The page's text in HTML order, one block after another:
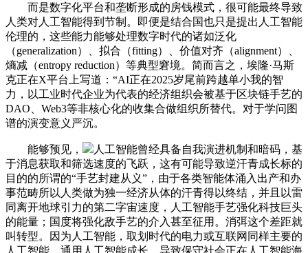
而是数字化平台和垄断形成的房钱模式，很可能最终导致
人类对人工智能得到节制。即便是结合国也只是提出人工智能
伦理的，这些能力能够处理数字时代的诸如泛化
（generalization）、拟合（fitting）、价值对齐（alignment）、
熵减（entropy reduction）等典型窘境。简而言之，埃隆·马斯
克正在X平台上写道：“AI正在2025岁尾前跨越单小我的智
力，以工业时代企业为代表的经济组织会被基于区块链手艺的
DAO、Web3等非核心化的收集合做组织所替代。对于学问图
谱的演变意义严沉。
能够预见，
人工智能曾经具备自我演进机制和暗码，基
于消息获取和筛选速度的飞跃，这有可能导致逆汗青成长标的
目的的所谓的“手艺封建从义”，由于各类智能体涌入出产和办
事范畴所以人类做为独一经济从体的汗青得以终结，并且以雷
同离开地球引力的第二字宙速度，人工智能手艺强化科技巨头
的能量；国度将强化敌手艺的介入甚至征用。消弭这个差距就
叫转型。因为人工智能，取划时代的电力或互联网同样主要的
人工智能，通用人工智能成长，导致保守社会正在人工智能海